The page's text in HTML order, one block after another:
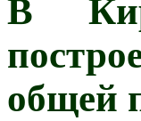
В
общей